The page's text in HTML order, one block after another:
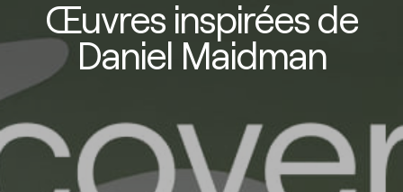
Œuvres inspirées de
Daniel Maidman